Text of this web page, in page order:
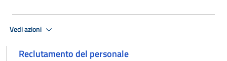
Vedi azioni
Reclutamento del personale